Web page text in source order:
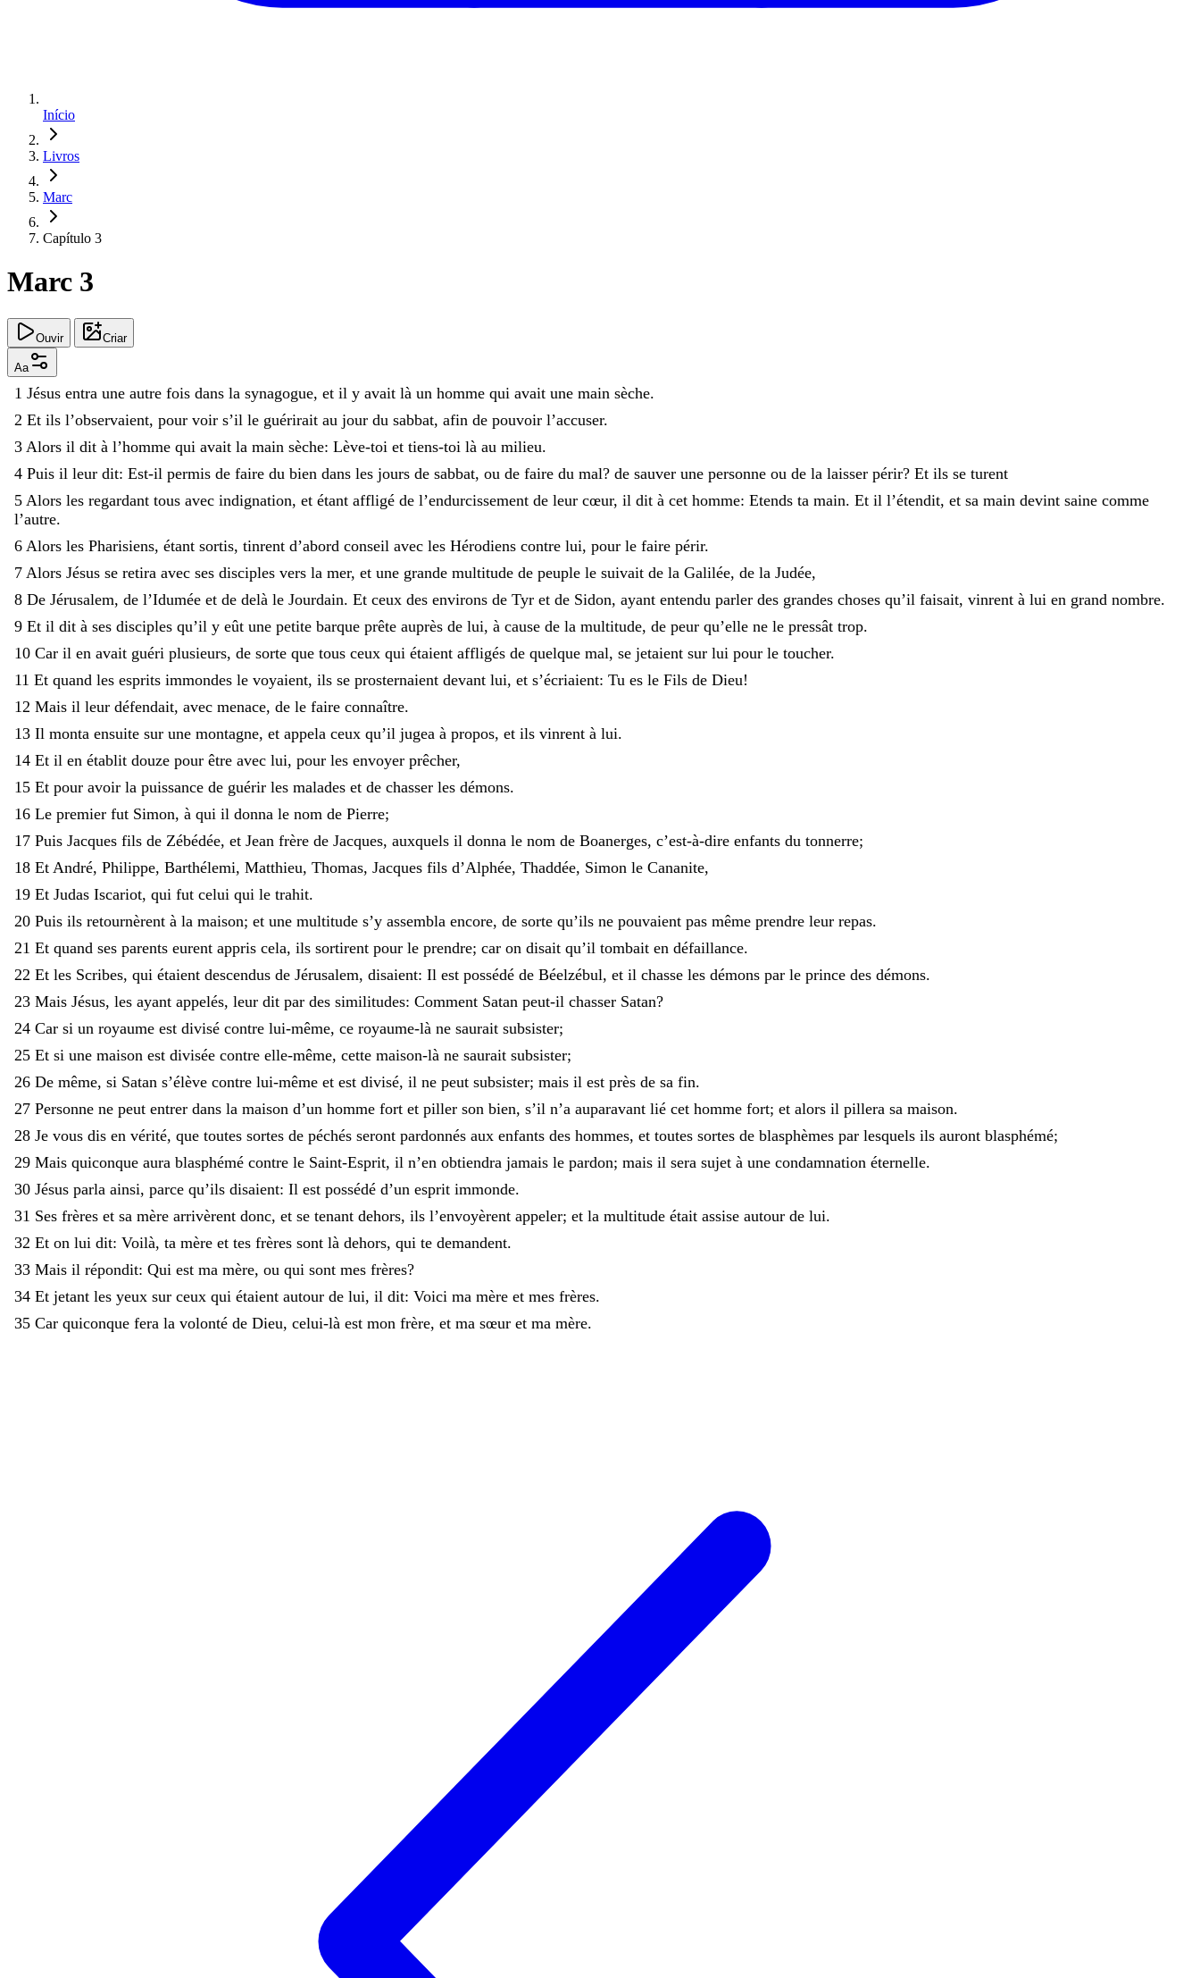
Início
Livros
Marc
Capítulo 3
Marc 3
Ouvir Criar
Aa
1 Jésus entra une autre fois dans la synagogue, et il y avait là un homme qui avait une main sèche.
2 Et ils l’observaient, pour voir s’il le guérirait au jour du sabbat, afin de pouvoir l’accuser.
3 Alors il dit à l’homme qui avait la main sèche: Lève-toi et tiens-toi là au milieu.
4 Puis il leur dit: Est-il permis de faire du bien dans les jours de sabbat, ou de faire du mal? de sauver une personne ou de la laisser périr? Et ils se turent
5 Alors les regardant tous avec indignation, et étant affligé de l’endurcissement de leur cœur, il dit à cet homme: Etends ta main. Et il l’étendit, et sa main devint saine comme
l’autre.
6 Alors les Pharisiens, étant sortis, tinrent d’abord conseil avec les Hérodiens contre lui, pour le faire périr.
7 Alors Jésus se retira avec ses disciples vers la mer, et une grande multitude de peuple le suivait de la Galilée, de la Judée,
8 De Jérusalem, de l’Idumée et de delà le Jourdain. Et ceux des environs de Tyr et de Sidon, ayant entendu parler des grandes choses qu’il faisait, vinrent à lui en grand nombre.
9 Et il dit à ses disciples qu’il y eût une petite barque prête auprès de lui, à cause de la multitude, de peur qu’elle ne le pressât trop.
10 Car il en avait guéri plusieurs, de sorte que tous ceux qui étaient affligés de quelque mal, se jetaient sur lui pour le toucher.
11 Et quand les esprits immondes le voyaient, ils se prosternaient devant lui, et s’écriaient: Tu es le Fils de Dieu!
12 Mais il leur défendait, avec menace, de le faire connaître.
13 Il monta ensuite sur une montagne, et appela ceux qu’il jugea à propos, et ils vinrent à lui.
14 Et il en établit douze pour être avec lui, pour les envoyer prêcher,
15 Et pour avoir la puissance de guérir les malades et de chasser les démons.
16 Le premier fut Simon, à qui il donna le nom de Pierre;
17 Puis Jacques fils de Zébédée, et Jean frère de Jacques, auxquels il donna le nom de Boanerges, c’est-à-dire enfants du tonnerre;
18 Et André, Philippe, Barthélemi, Matthieu, Thomas, Jacques fils d’Alphée, Thaddée, Simon le Cananite,
19 Et Judas Iscariot, qui fut celui qui le trahit.
20 Puis ils retournèrent à la maison; et une multitude s’y assembla encore, de sorte qu’ils ne pouvaient pas même prendre leur repas.
21 Et quand ses parents eurent appris cela, ils sortirent pour le prendre; car on disait qu’il tombait en défaillance.
22 Et les Scribes, qui étaient descendus de Jérusalem, disaient: Il est possédé de Béelzébul, et il chasse les démons par le prince des démons.
23 Mais Jésus, les ayant appelés, leur dit par des similitudes: Comment Satan peut-il chasser Satan?
24 Car si un royaume est divisé contre lui-même, ce royaume-là ne saurait subsister;
25 Et si une maison est divisée contre elle-même, cette maison-là ne saurait subsister;
26 De même, si Satan s’élève contre lui-même et est divisé, il ne peut subsister; mais il est près de sa fin.
27 Personne ne peut entrer dans la maison d’un homme fort et piller son bien, s’il n’a auparavant lié cet homme fort; et alors il pillera sa maison.
28 Je vous dis en vérité, que toutes sortes de péchés seront pardonnés aux enfants des hommes, et toutes sortes de blasphèmes par lesquels ils auront blasphémé;
29 Mais quiconque aura blasphémé contre le Saint-Esprit, il n’en obtiendra jamais le pardon; mais il sera sujet à une condamnation éternelle.
30 Jésus parla ainsi, parce qu’ils disaient: Il est possédé d’un esprit immonde.
31 Ses frères et sa mère arrivèrent donc, et se tenant dehors, ils l’envoyèrent appeler; et la multitude était assise autour de lui.
32 Et on lui dit: Voilà, ta mère et tes frères sont là dehors, qui te demandent.
33 Mais il répondit: Qui est ma mère, ou qui sont mes frères?
34 Et jetant les yeux sur ceux qui étaient autour de lui, il dit: Voici ma mère et mes frères.
35 Car quiconque fera la volonté de Dieu, celui-là est mon frère, et ma sœur et ma mère.